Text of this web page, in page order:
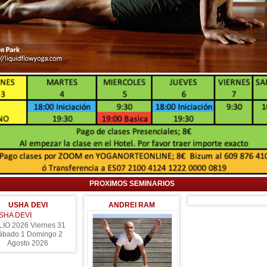
PROXIMOS SEMINARIOS
USHA DEVI
2026 Viernes 31
1 Domingo 2
Agosto 2026
ANDREI RAM